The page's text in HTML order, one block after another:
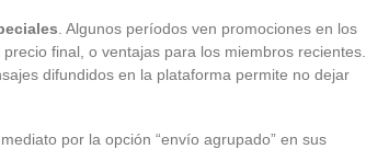
. Algunos períodos ven promociones en los
final, o ventajas para los miembros recientes.
difundidos en la plataforma permite no dejar
por la opción “envío agrupado” en sus